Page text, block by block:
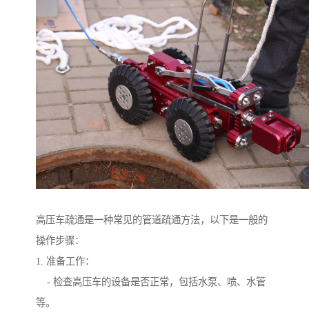
高压车疏通是一种常见的管道疏通方法，以下是一般的
操作步骤：
1. 准备工作：
- 检查高压车的设备是否正常，包括水泵、喷、水管
等。